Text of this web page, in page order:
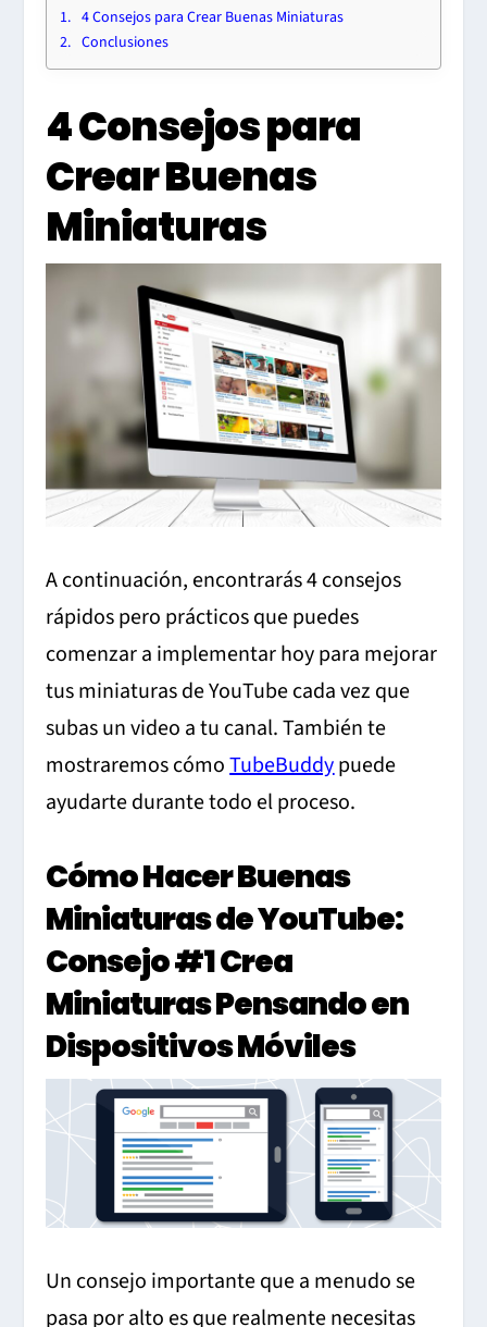
4 Consejos para Crear Buenas Miniaturas
Conclusiones
4 Consejos para
Crear Buenas
Miniaturas
A continuación, encontrarás 4 consejos
rápidos pero prácticos que puedes
comenzar a implementar hoy para mejorar
tus miniaturas de YouTube cada vez que
subas un video a tu canal. También te
mostraremos cómoTubeBuddypuede
ayudarte durante todo el proceso.
Cómo Hacer Buenas
Miniaturas de YouTube:
Consejo#1 Crea
Miniaturas Pensando en
Dispositivos Móviles
Un consejo importante que a menudo se
pasa por alto es que realmente necesitas